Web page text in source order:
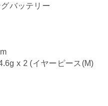
バッテリー
x 2 (イヤーピース(M)